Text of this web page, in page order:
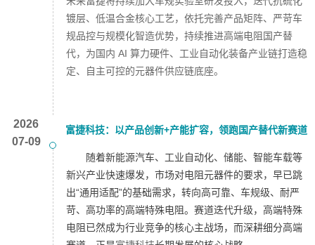
镀层、低温合金核心工艺，依托完善产品矩阵、严苛车
规品控与规模化智造优势，持续推进高端电阻国产替
代，为国内 AI 算力硬件、工业自动化装备产业链打造稳
定、自主可控的元器件供应链底座。
2026
07-09
富捷科技：以产品创新+产能扩容，领跑国产替代新赛道
随着新能源汽车、工业自动化、储能、智能车载等
新兴产业快速爆发，市场对电阻元器件的要求，早已跳
出“通用适配”的基础需求，转向高可靠、车规级、耐严
苛、高功率的高端特殊电阻。赛道迭代升级，高端特殊
电阻已然成为行业竞争的核心主战场，而深耕细分高端